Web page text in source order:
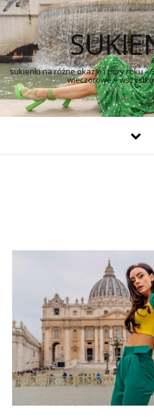
sukienki na różne okazje i pory roku –
wieczorowe –